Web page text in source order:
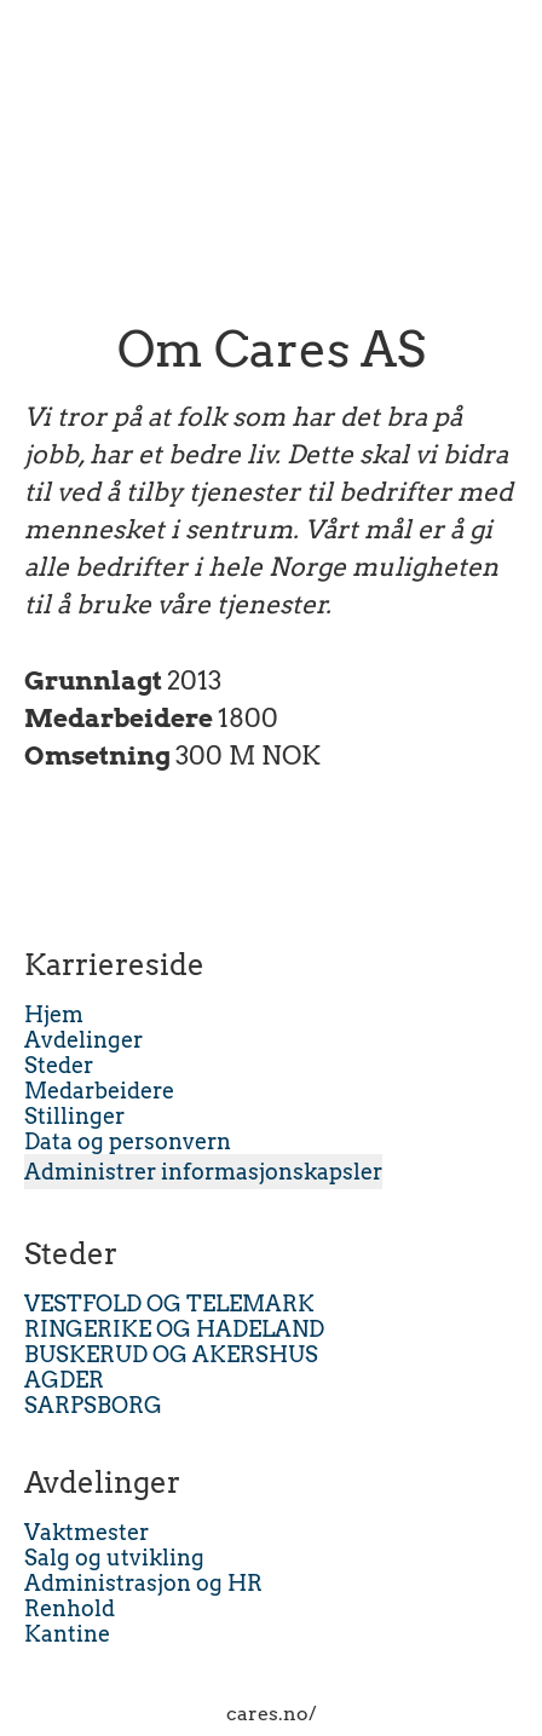
Om Cares AS
Vi tror på at folk som har det bra på
jobb, har et bedre liv. Dette skal vi bidra
til ved å tilby tjenester til bedrifter med
mennesket i sentrum. Vårt mål er å gi
alle bedrifter i hele Norge muligheten
til å bruke våre tjenester.
Grunnlagt 2013
Medarbeidere1800
Omsetning 300 M NOK
Karriereside
Hjem
Avdelinger
Steder
Medarbeidere
Stillinger
Data og personvern
Administrer informasjonskapsler
Steder
VESTFOLD OG TELEMARK
RINGERIKE OG HADELAND
BUSKERUD OG AKERSHUS
AGDER
SARPSBORG
Avdelinger
Vaktmester
Salg og utvikling
Administrasjon og HR
Renhold
Kantine
cares.no/